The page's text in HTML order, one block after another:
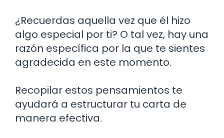
¿Recuerdas aquella vez que él hizo
algo especial por ti? O tal vez, hay una
razón específica por la que te sientes
agradecida en este momento.
Recopilar estos pensamientos te
ayudará a estructurar tu carta de
manera efectiva.